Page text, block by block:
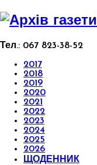
Тел.: 067 823-38-52
2017
2018
2019
2020
2021
2022
2023
2024
2025
2026
ЩОДЕННИК